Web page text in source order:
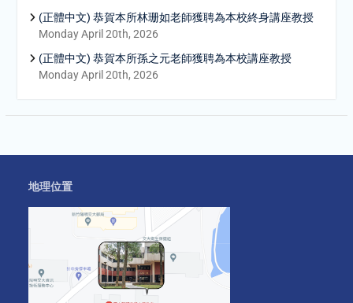
(正體中文) 恭賀本所林珊如老師獲聘為本校終身講座教授
Monday April 20th, 2026
(正體中文) 恭賀本所孫之元老師獲聘為本校講座教授
Monday April 20th, 2026
地理位置